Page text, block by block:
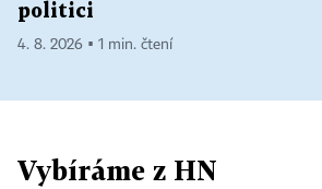
politici
4. 8. 2026 ▪ 1 min. čtení
Vybíráme z HN